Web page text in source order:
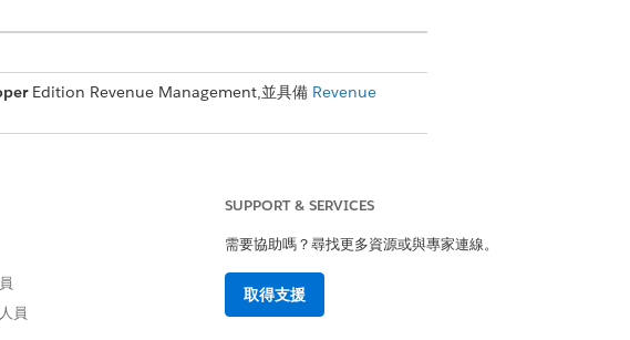
Edition Revenue Management,並具備 Revenue
用。
員
SUPPORT & SERVICES
需要協助嗎？尋找更多資源或與專家連線。
取得支援